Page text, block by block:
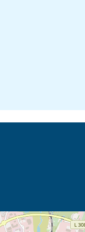
(Karte)